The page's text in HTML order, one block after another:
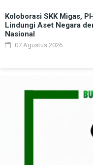
Koloborasi SKK Migas,
Lindungi Aset Negara
Nasional
07 Agustus 2026